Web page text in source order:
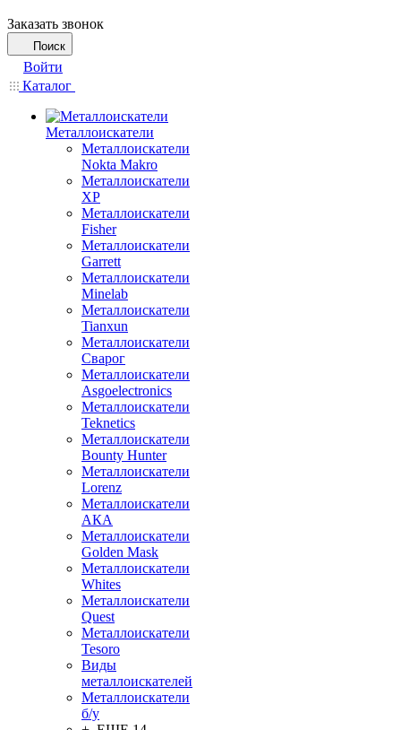
Заказать звонок
Поиск
Войти
Каталог
Металлоискатели
Металлоискатели
Nokta Makro
Металлоискатели
XP
Металлоискатели
Fisher
Металлоискатели
Garrett
Металлоискатели
Minelab
Металлоискатели
Tianxun
Металлоискатели
Сварог
Металлоискатели
Asgoelectronics
Металлоискатели
Teknetics
Металлоискатели
Bounty Hunter
Металлоискатели
Lorenz
Металлоискатели
АКА
Металлоискатели
Golden Mask
Металлоискатели
Whites
Металлоискатели
Quest
Металлоискатели
Tesoro
Виды
металлоискателей
Металлоискатели
б/у